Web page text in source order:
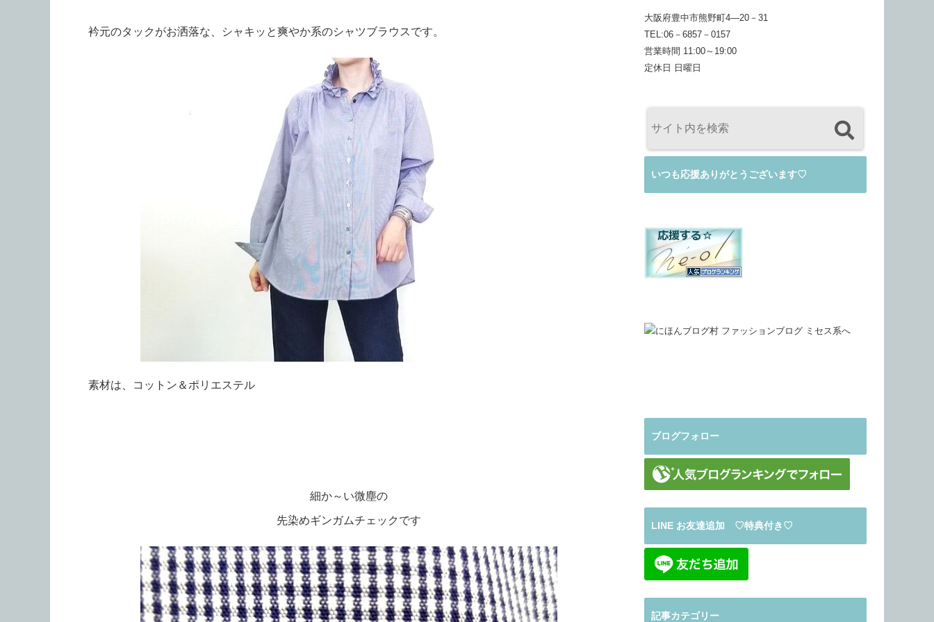
衿元のタックがお洒落な、シャキッと爽やか系のシャツブラウスです。
素材は、コットン＆ポリエステル
細か～い微塵の
先染めギンガムチェックです
大阪府豊中市熊野町4―20－31
TEL:06－6857－0157
営業時間 11:00～19:00
定休日 日曜日
いつも応援ありがとうございます♡
ブログフォロー
LINE お友達追加 ♡特典付き♡
記事カテゴリー